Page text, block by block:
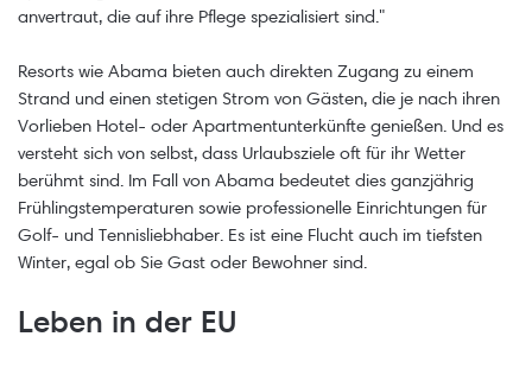
anvertraut, die auf ihre Pflege spezialisiert sind."
Resorts wie Abama bieten auch direkten Zugang zu einem
Strand und einen stetigen Strom von Gästen, die je nach ihren
Vorlieben Hotel- oder Apartmentunterkünfte genießen. Und es
versteht sich von selbst, dass Urlaubsziele oft für ihr Wetter
berühmt sind. Im Fall von Abama bedeutet dies ganzjährig
Frühlingstemperaturen sowie professionelle Einrichtungen für
Golf- und Tennisliebhaber. Es ist eine Flucht auch im tiefsten
Winter, egal ob Sie Gast oder Bewohner sind.
Leben in der EU